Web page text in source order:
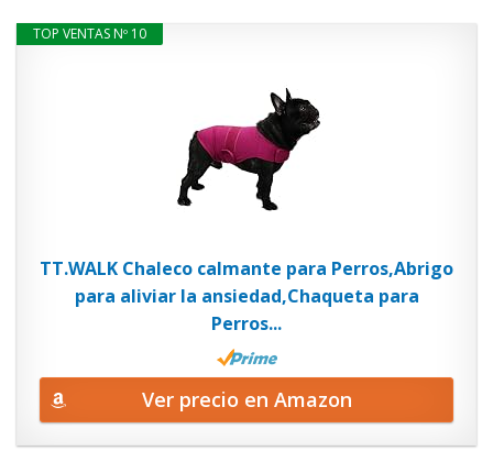
TOP VENTAS Nº 10
TT.WALK Chaleco calmante para Perros,Abrigo
para aliviar la ansiedad,Chaqueta para
Perros...
Ver precio en Amazon